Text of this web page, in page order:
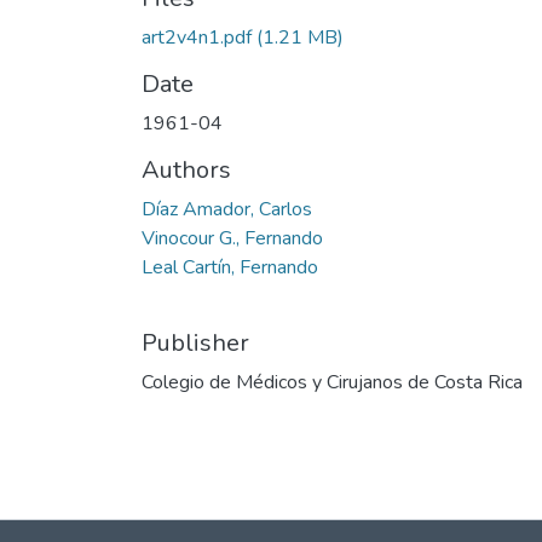
art2v4n1.pdf(1.21 MB)
Date
1961-04
Authors
Díaz Amador, Carlos
Vinocour G., Fernando
Leal Cartín, Fernando
Publisher
Colegio de Médicos y Cirujanos de Costa Rica